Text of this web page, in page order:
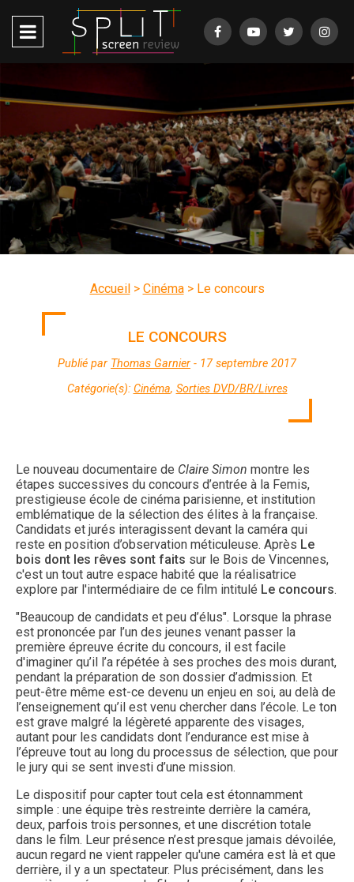
Accueil> Cinéma> Le concours
LE CONCOURS
Publié par Thomas Garnier - 17 septembre 2017
Catégorie(s): Cinéma, Sorties DVD/BR/Livres
Le nouveau documentaire de Claire Simon montre les
étapes successives du concours d’entrée à la Femis,
prestigieuse école de cinéma parisienne, et institution
emblématique de la sélection des élites à la française.
Candidats et jurés interagissent devant la caméra qui
reste en position d’observation méticuleuse. Après Le
bois dont les rêves sont faits sur le Bois de Vincennes,
c'est un tout autre espace habité que la réalisatrice
explore par l'intermédiaire de ce film intitulé Le concours.
"Beaucoup de candidats et peu d’élus". Lorsque la phrase
est prononcée par l’un des jeunes venant passer la
première épreuve écrite du concours, il est facile
d'imaginer qu’il l’a répétée à ses proches des mois durant,
pendant la préparation de son dossier d’admission. Et
peut-être même est-ce devenu un enjeu en soi, au delà de
l’enseignement qu’il est venu chercher dans l’école. Le ton
est grave malgré la légèreté apparente des visages,
autant pour les candidats dont l’endurance est mise à
l’épreuve tout au long du processus de sélection, que pour
le jury qui se sent investi d’une mission.
Le dispositif pour capter tout cela est étonnamment
simple : une équipe très restreinte derrière la caméra,
deux, parfois trois personnes, et une discrétion totale
dans le film. Leur présence n’est presque jamais dévoilée,
aucun regard ne vient rappeler qu'une caméra est là et que
derrière, il y a un spectateur. Plus précisément, dans les